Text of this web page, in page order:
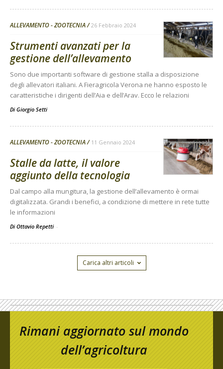
ALLEVAMENTO - ZOOTECNIA 26 Febbraio 2024
Strumenti avanzati per la
gestione dell’allevamento
Sono due importanti software di gestione stalla a disposizione
degli allevatori italiani. A Fieragricola Verona ne hanno esposto le
caratteristiche i dirigenti dell’Aia e dell’Arav. Ecco le relazioni
Di Giorgio Setti
ALLEVAMENTO - ZOOTECNIA 11 Gennaio 2024
Stalle da latte, il valore
aggiunto della tecnologia
Dal campo alla mungitura, la gestione dell’allevamento è ormai
digitalizzata. Grandi i benefici, a condizione di mettere in rete tutte
le informazioni
Di Ottavio Repetti -
Carica altri articoli
Rimani aggiornato sul mondo
dell’agricoltura